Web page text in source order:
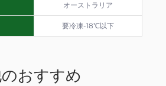
オーストラリア
要冷凍-18℃以下
おすすめ